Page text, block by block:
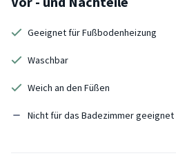
Geeignet für Fußbodenheizung
Waschbar
Weich an den Füßen
Nicht für das Badezimmer geeignet